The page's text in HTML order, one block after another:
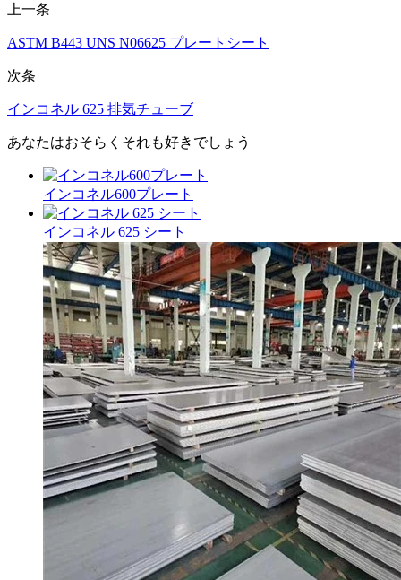
上一条
ASTM B443 UNS N06625 プレートシート
次条
インコネル 625 排気チューブ
あなたはおそらくそれも好きでしょう
インコネル600プレート
インコネル 625 シート